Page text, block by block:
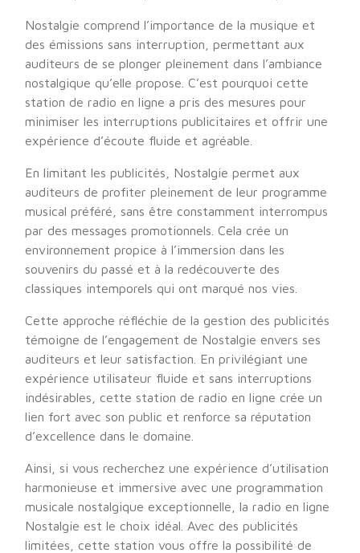
Nostalgie comprend l’importance de la musique et
des émissions sans interruption, permettant aux
auditeurs de se plonger pleinement dans l’ambiance
nostalgique qu’elle propose. C’est pourquoi cette
station de radio en ligne a pris des mesures pour
minimiser les interruptions publicitaires et offrir une
expérience d’écoute fluide et agréable.
En limitant les publicités, Nostalgie permet aux
auditeurs de profiter pleinement de leur programme
musical préféré, sans être constamment interrompus
par des messages promotionnels. Cela crée un
environnement propice à l’immersion dans les
souvenirs du passé et à la redécouverte des
classiques intemporels qui ont marqué nos vies.
Cette approche réfléchie de la gestion des publicités
témoigne de l’engagement de Nostalgie envers ses
auditeurs et leur satisfaction. En privilégiant une
expérience utilisateur fluide et sans interruptions
indésirables, cette station de radio en ligne crée un
lien fort avec son public et renforce sa réputation
d’excellence dans le domaine.
Ainsi, si vous recherchez une expérience d’utilisation
harmonieuse et immersive avec une programmation
musicale nostalgique exceptionnelle, la radio en ligne
Nostalgie est le choix idéal. Avec des publicités
limitées, cette station vous offre la possibilité de